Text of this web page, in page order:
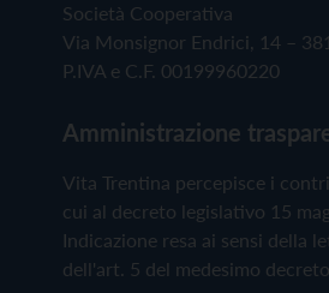
Società Cooperativa
Via Monsignor Endrici, 14 –
P.IVA e C.F. 00199960220
Amministrazione
Vita Trentina percepisce i
cui al decreto legislativo 15
Indicazione resa ai sensi della
dell'art. 5 del medesimo